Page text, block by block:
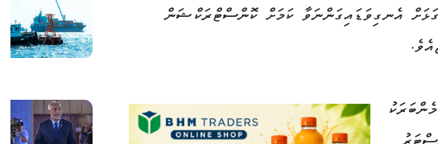
އެނގިވަޑައިގަންނަވާ ކަމަށް ކޮންސްޓްރަކްޝަން